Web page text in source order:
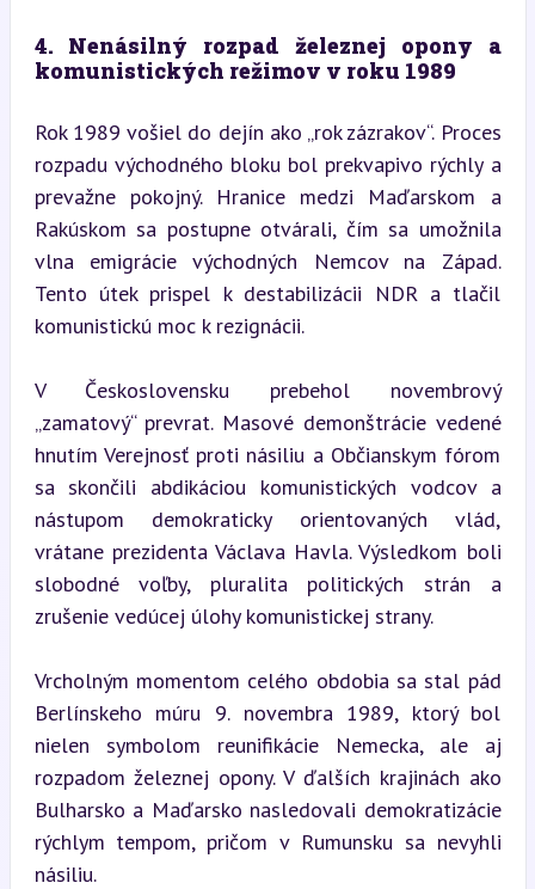
4. Nenásilný rozpad železnej opony a
komunistických režimov v roku 1989
Rok 1989 vošiel do dejín ako „rok zázrakov“. Proces
rozpadu východného bloku bol prekvapivo rýchly a
prevažne pokojný. Hranice medzi Maďarskom a
Rakúskom sa postupne otvárali, čím sa umožnila
vlna emigrácie východných Nemcov na Západ.
Tento útek prispel k destabilizácii NDR a tlačil
komunistickú moc k rezignácii.
V Československu prebehol novembrový
„zamatový“ prevrat. Masové demonštrácie vedené
hnutím Verejnosť proti násiliu a Občianskym fórom
sa skončili abdikáciou komunistických vodcov a
nástupom demokraticky orientovaných vlád,
vrátane prezidenta Václava Havla. Výsledkom boli
slobodné voľby, pluralita politických strán a
zrušenie vedúcej úlohy komunistickej strany.
Vrcholným momentom celého obdobia sa stal pád
Berlínskeho múru 9. novembra 1989, ktorý bol
nielen symbolom reunifikácie Nemecka, ale aj
rozpadom železnej opony. V ďalších krajinách ako
Bulharsko a Maďarsko nasledovali demokratizácie
rýchlym tempom, pričom v Rumunsku sa nevyhli
násiliu.